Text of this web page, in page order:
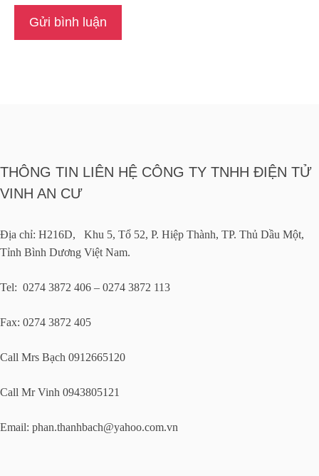
THÔNG TIN LIÊN HỆ CÔNG TY TNHH ĐIỆN TỬ
VINH AN CƯ
Địa chỉ: H216D, Khu 5, Tổ 52, P. Hiệp Thành, TP. Thủ Dầu Một,
Tỉnh Bình Dương Việt Nam.
Tel: 0274 3872 406 – 0274 3872 113
Fax: 0274 3872 405
Call Mrs Bạch 0912665120
Call Mr Vinh 0943805121
Email: phan.thanhbach@yahoo.com.vn